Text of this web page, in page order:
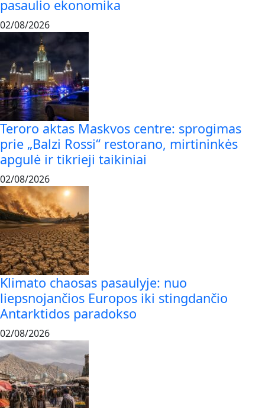
pasaulio ekonomika
02/08/2026
Teroro aktas Maskvos centre: sprogimas
prie „Balzi Rossi“ restorano, mirtininkės
apgulė ir tikrieji taikiniai
02/08/2026
Klimato chaosas pasaulyje: nuo
liepsnojančios Europos iki stingdančio
Antarktidos paradokso
02/08/2026